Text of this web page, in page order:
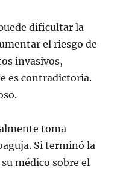
dificultar la
el riesgo de
invasivos,
es contradictoria.
toma
Si terminó la
médico sobre el